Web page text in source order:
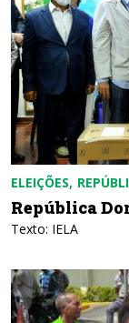
ELEIÇÕES
República
Texto: IELA